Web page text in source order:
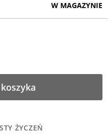
W MAGAZYNIE
ŻYCZEŃ